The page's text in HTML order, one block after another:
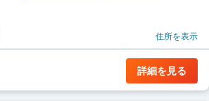
住所を表示
詳細を見る